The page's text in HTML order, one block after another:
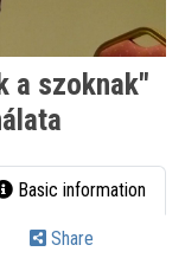
a szoknak"
Basic information
Share